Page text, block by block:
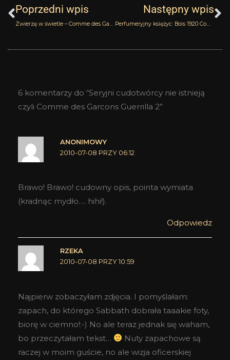
Poprzedni wpis
Zwierzę w świetle – Comme des Garcons Guerrilla 1
Następny wpis
Perfumeryjny księżyc: Bois 1920 Come La Luna
6 komentarzy do “Seryjni cudotwórcy nie istnieją
czyli Comme des Garcons Guerrilla 2”
ANONIMOWY
2010-07-08 PRZY 06:12
Brawo! Brawo! cudowny opis, pointa wymiata
(kradnąc mydło…. hihi!).
Odpowiedz
RZEKA
2010-07-08 PRZY 10:59
Najpierw zobaczyłam zdjęcia. I pomyślałam:
zapach, do którego Sabbath dobrała taaakie foty,
biorę w ciemno!:-) No ale teraz jednak się waham,
bo przeczytałam tekst…
Nuty zapachowe są
raczej w moim guście, no ale wizja oficerskiej